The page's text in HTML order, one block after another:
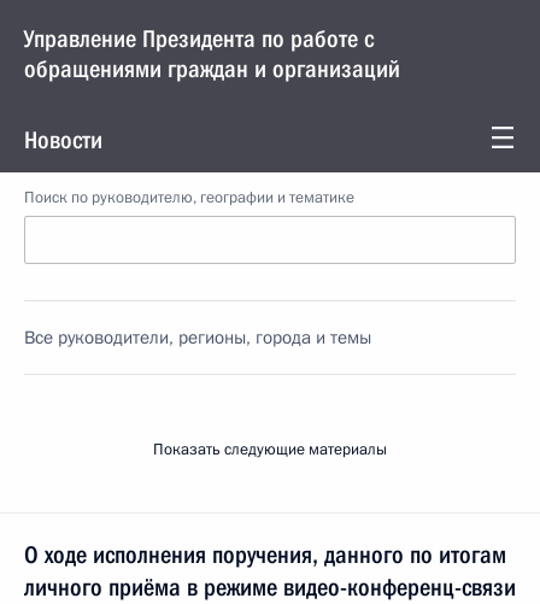
Управление Президента по работе с
обращениями граждан и организаций
Новости
Поиск по руководителю, географии и тематике
Все руководители, регионы, города и темы
Показать следующие материалы
О ходе исполнения поручения, данного по итогам
личного приёма в режиме видео-конференц-связи